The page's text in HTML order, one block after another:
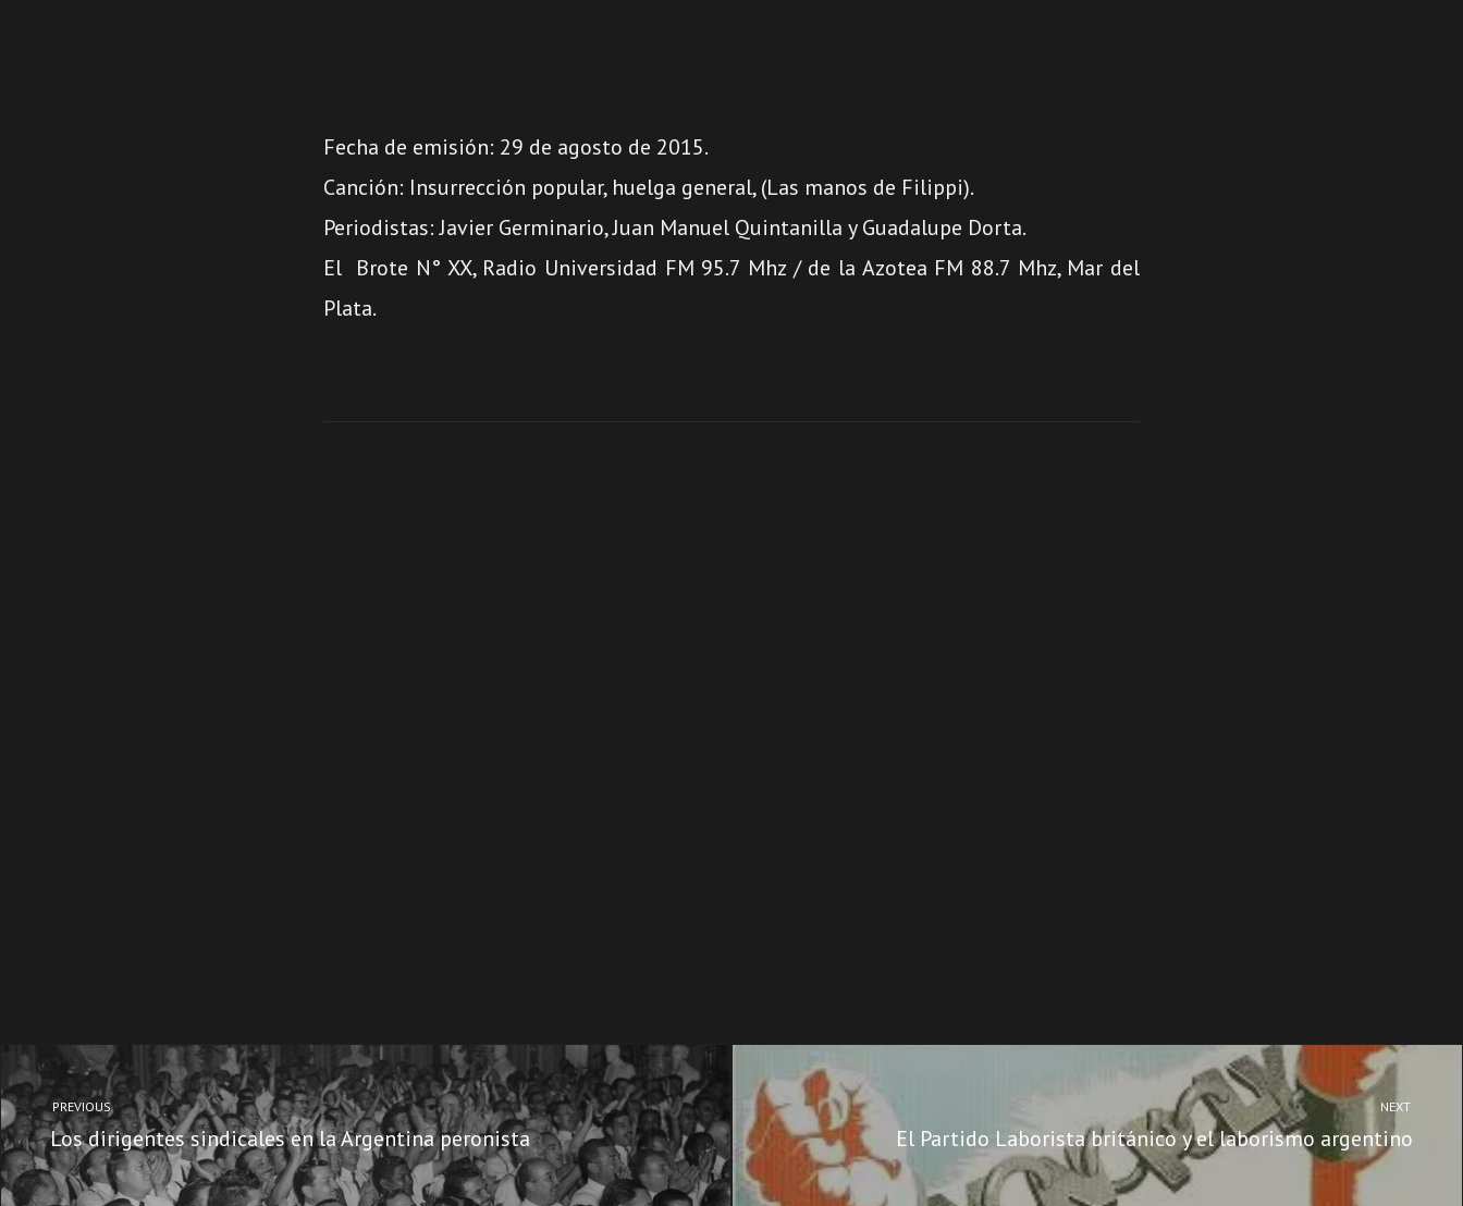
Fecha de emisión: 29 de agosto de 2015.
Canción: Insurrección popular, huelga general, (Las manos de Filippi).
Periodistas: Javier Germinario, Juan Manuel Quintanilla y Guadalupe Dorta.
El Brote N° XX, Radio Universidad FM 95.7 Mhz / de la Azotea FM 88.7 Mhz, Mar del
Plata.
PREVIOUS
Los dirigentes sindicales en la Argentina peronista
NEXT
El Partido Laborista británico y el laborismo argentino